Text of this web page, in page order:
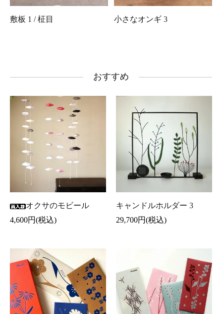
敷板 1 / 柾目 小さなオンギ 3
おすすめ
オクサのモビール
4,600円(税込)
キャンドルホルダー 3
29,700円(税込)